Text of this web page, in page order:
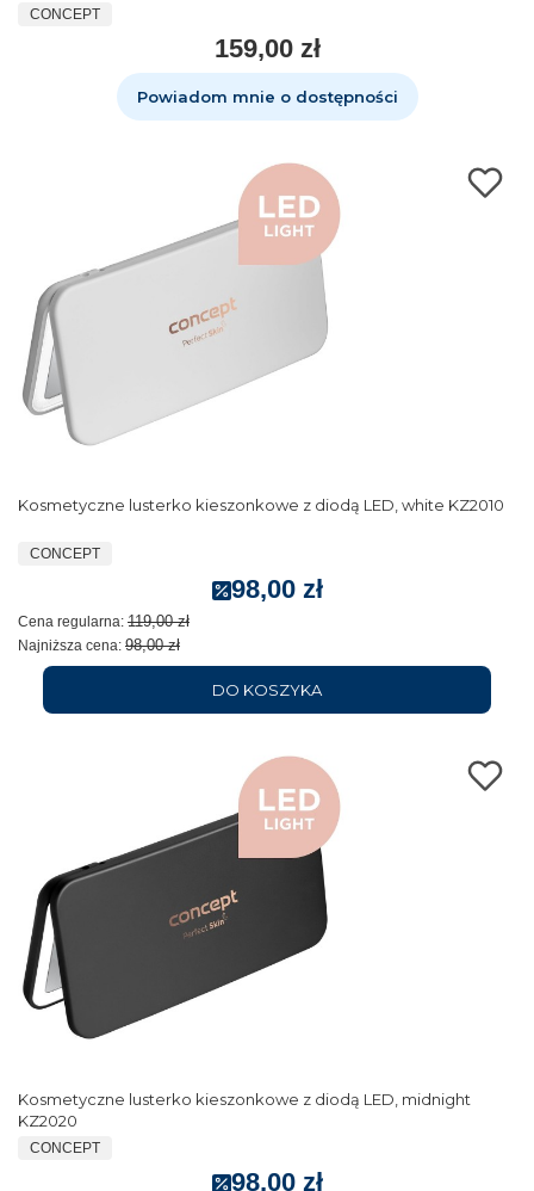
CONCEPT
159,00 zł
Powiadom mnie o dostępności
Kosmetyczne lusterko kieszonkowe z diodą LED, white KZ2010
CONCEPT
98,00 zł
Cena regularna: 119,00 zł
Najniższa cena: 98,00 zł
DO KOSZYKA
Kosmetyczne lusterko kieszonkowe z diodą LED, midnight
KZ2020
CONCEPT
98,00 zł